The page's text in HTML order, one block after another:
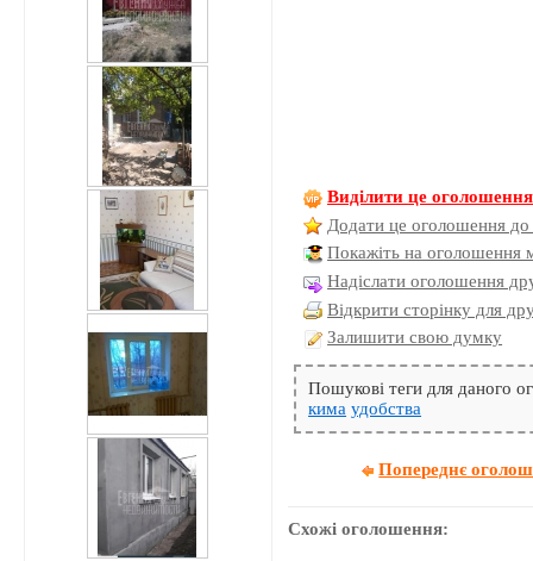
Виділити це оголошення
Додати це оголошення до
Покажіть на оголошення
Надіслати оголошення
Відкрити сторінку для
Залишити свою думку
Пошукові теги для даного
кима удобства
Попереднє
Схожі оголошення: